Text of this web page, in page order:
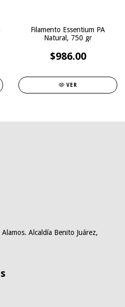
Filamento Essentium PA
Natural, 750 gr
$986.00
VER
Alcaldía Benito Juárez,